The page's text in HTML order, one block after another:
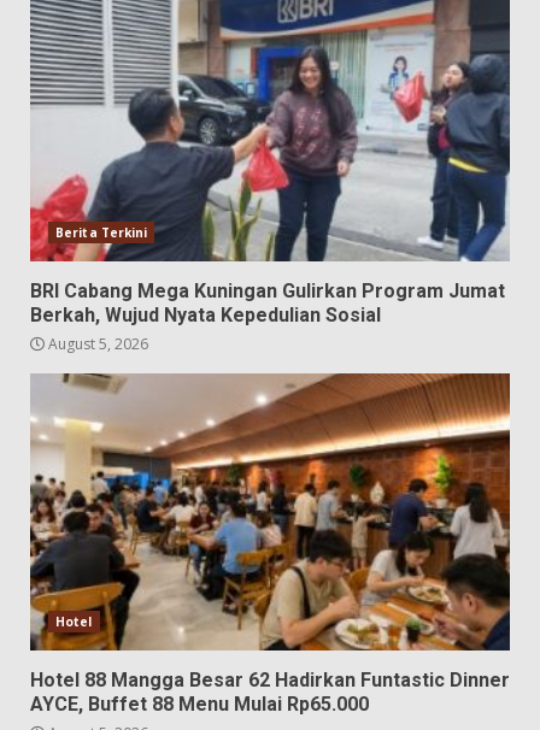
Berita Terkini
BRI Cabang Mega Kuningan Gulirkan Program Jumat
Berkah, Wujud Nyata Kepedulian Sosial
August 5, 2026
Hotel
Hotel 88 Mangga Besar 62 Hadirkan Funtastic Dinner
AYCE, Buffet 88 Menu Mulai Rp65.000